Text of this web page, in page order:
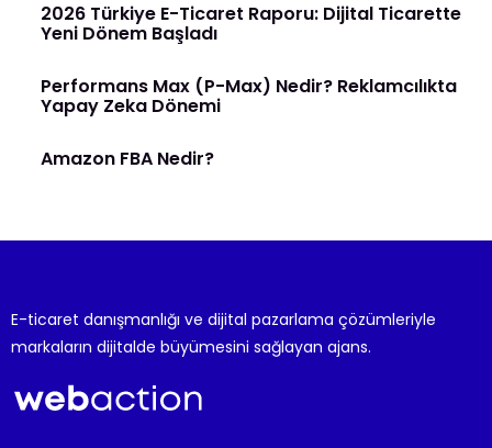
2026 Türkiye E-Ticaret Raporu: Dijital Ticarette
Yeni Dönem Başladı
Performans Max (P-Max) Nedir? Reklamcılıkta
Yapay Zeka Dönemi
Amazon FBA Nedir?
E-ticaret danışmanlığı ve dijital pazarlama çözümleriyle
markaların dijitalde büyümesini sağlayan ajans.